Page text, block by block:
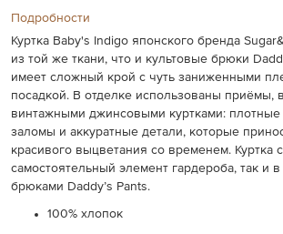
Подробности
Куртка Baby's Indigo японского бренда
из той же ткани, что и культовые брюки
имеет сложный крой с чуть заниженными
посадкой. В отделке использованы приёмы,
винтажными джинсовыми куртками:
заломы и аккуратные детали, которые
красивого выцветания со временем. Куртка
самостоятельный элемент гардероба, так и
брюками Daddy’s Pants.
100% хлопок